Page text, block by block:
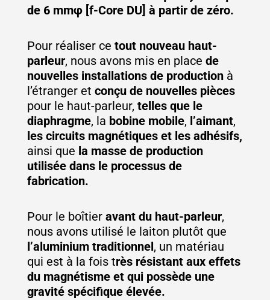
de 6 mmφ [f-Core DU] à partir de zéro.
Pour réaliser ce tout nouveau haut-
parleur, nous avons mis en place de
nouvelles installations de production à
l’étranger et conçu de nouvelles pièces
pour le haut-parleur, telles que le
diaphragme, la bobine mobile, l’aimant,
les circuits magnétiques et les adhésifs,
ainsi que la masse de production
utilisée dans le processus de
fabrication.
Pour le boîtier avant du haut-parleur,
nous avons utilisé le laiton plutôt que
l’aluminium traditionnel, un matériau
qui est à la fois très résistant aux effets
du magnétisme et qui possède une
gravité spécifique élevée.